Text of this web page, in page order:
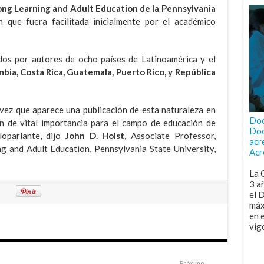
Learning and Adult Education de la Pennsylvania
que fuera facilitada inicialmente por el académico
por autores de ocho países de Latinoamérica y el
Costa Rica, Guatemala, Puerto Rico, y República
que aparece una publicación de esta naturaleza en
de vital importancia para el campo de educación de
dijo
John D. Holst,
Associate Professor,
and Adult Education, Pennsylvania State University,
La
3
el
en